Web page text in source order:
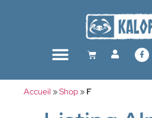
Accueil »Shop » F